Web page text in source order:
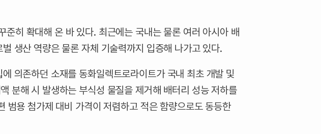
히 확대해 온 바 있다. 최근에는 국내는 물론 여러 아시아 배
생산 역량은 물론 자체 기술력까지 입증해 나가고 있다.
의존하던 소재를 동화일렉트로라이트가 국내 최초 개발 및
분해 시 발생하는 부식성 물질을 제거해 배터리 성능 저하를
범용 첨가제 대비 가격이 저렴하고 적은 함량으로도 동등한